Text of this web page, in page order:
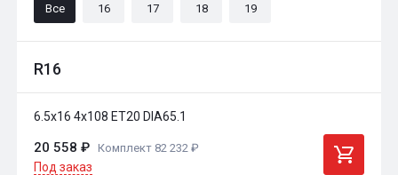
Все 16 17 18 19
R16
6.5x16 4x108 ET20 DIA65.1
20 558 ₽ Комплект 82 232 ₽
Под заказ